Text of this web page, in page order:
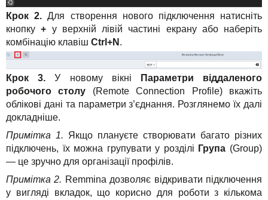
Крок 2.Для створення нового підключення натисніть
кнопку+ у верхній лівій частині екрану або наберіть
комбінацію клавіш Ctrl+N .
Крок 3.У новому вікні
Параметри віддаленого
робочого столу (Remote Connection Profile) вкажіть
облікові дані та параметри з’єднання. Розглянемо їх далі
докладніше.
Примітка 1. Якщо плануєте створювати багато різних
підключень, їх можна групувати у розділі Група (Group)
— це зручно для організації профілів.
Примітка 2. Remmina дозволяє відкривати підключення
у вигляді вкладок, що корисно для роботи з кількома